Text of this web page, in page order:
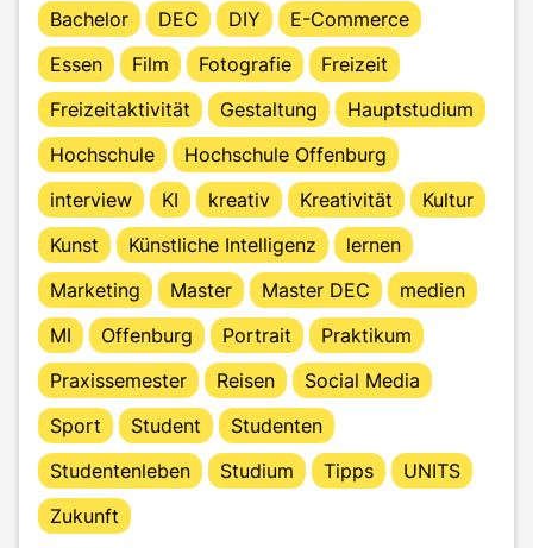
Bachelor
DEC DIY
E-Commerce
Essen
Film Fotografie
Freizeit
Freizeitaktivität
Gestaltung
Hauptstudium
Hochschule
Hochschule Offenburg
interview
KI kreativ Kreativität
Kultur
Kunst
Künstliche Intelligenz
lernen
Marketing
Master Master DEC
medien
MI
Offenburg Portrait
Praktikum
Praxissemester
Reisen
Social Media
Sport
Student
Studenten
Studentenleben
Studium Tipps
UNITS
Zukunft